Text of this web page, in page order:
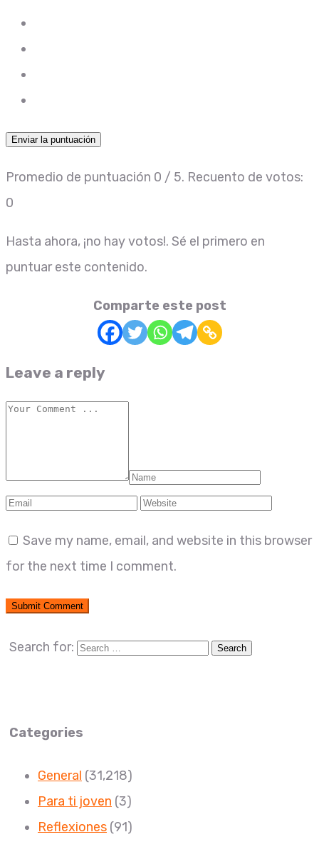
Enviar la puntuación
Promedio de puntuación 0 / 5. Recuento de votos:
0
Hasta ahora, ¡no hay votos!. Sé el primero en
puntuar este contenido.
Comparte este post
Leave a reply
Save my name, email, and website in this browser
for the next time I comment.
Search for:
Categories
General (31,218)
Para ti joven (3)
Reflexiones (91)